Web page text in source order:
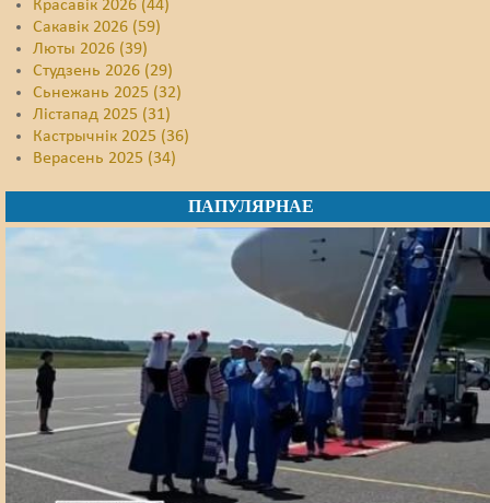
Красавік 2026 (44)
Сакавік 2026 (59)
Люты 2026 (39)
Студзень 2026 (29)
Сьнежань 2025 (32)
Лістапад 2025 (31)
Кастрычнік 2025 (36)
Верасень 2025 (34)
ПАПУЛЯРНАЕ